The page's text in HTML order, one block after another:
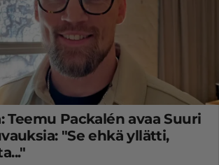
Teemu Packalén avaa Suuri
"Se ehkä yllätti,